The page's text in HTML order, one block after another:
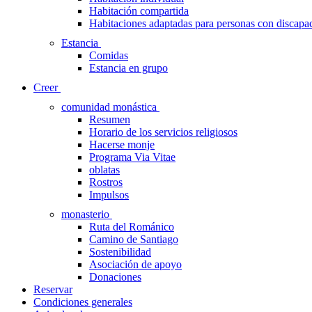
Habitación compartida
Habitaciones adaptadas para personas con
Estancia
Comidas
Estancia en grupo
Creer
comunidad monástica
Resumen
Horario de los servicios religiosos
Hacerse monje
Programa Via Vitae
oblatas
Rostros
Impulsos
monasterio
Ruta del Románico
Camino de Santiago
Sostenibilidad
Asociación de apoyo
Donaciones
Reservar
Condiciones generales